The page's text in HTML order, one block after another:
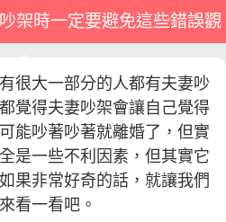
架時一定要避免這些錯誤觀
很大一部分的人都有夫妻吵
覺得夫妻吵架會讓自己覺得
能吵著吵著就離婚了，但實
是一些不利因素，但其實它
果非常好奇的話，就讓我們
看一看吧。